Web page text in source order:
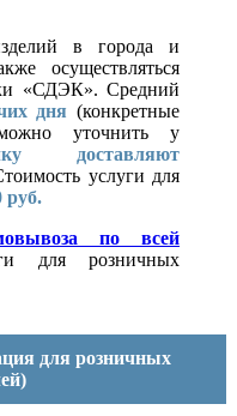
в города и
осуществляться
«СДЭК». Средний
дня (конкретные
уточнить у
доставляют
услуги для
руб.
по всей
для розничных
для розничных